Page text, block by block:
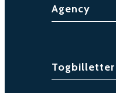
Agency
Togbilletter